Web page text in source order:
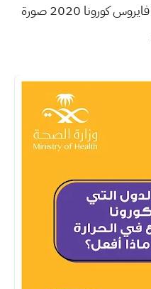
دليل توعوي شامل للوقاية من فايروس كورونا 2020 صورة